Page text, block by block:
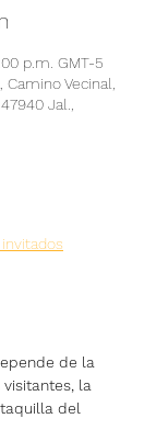
p.m. GMT-5
Vecinal,
Jal.,
de la
la
del